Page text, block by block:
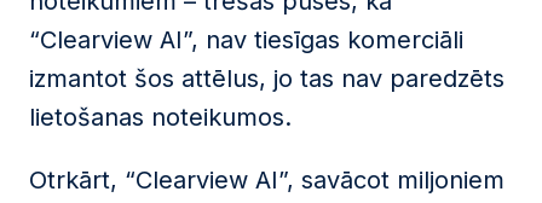
“Clearview AI”, nav tiesīgas komerciāli
izmantot šos attēlus, jo tas nav paredzēts
lietošanas noteikumos.
Otrkārt, “Clearview AI”, savācot miljoniem